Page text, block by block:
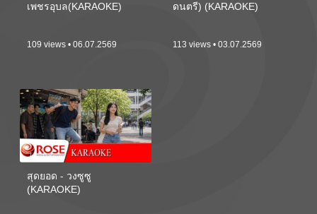
เพชรอุบล(KARAOKE)
109 views • 06.07.2569
ดนตรี) (KARAOKE)
113 views • 03.07.2569
สุดยอด - วงซูซู
(KARAOKE)